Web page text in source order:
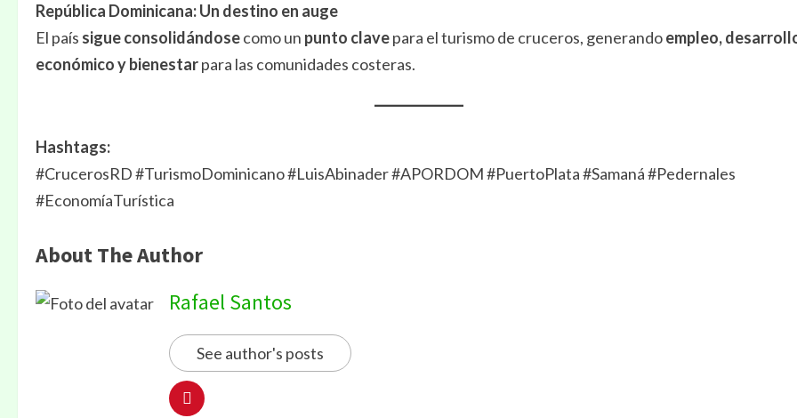
República Dominicana: Un destino en auge
El país sigue consolidándosecomo un punto clavepara el turismo de cruceros, generandoempleo,
económico y bienestarpara las comunidades costeras.
Hashtags:
#CrucerosRD #TurismoDominicano #LuisAbinader #APORDOM #PuertoPlata #Samaná #Pedernales
#EconomíaTurística
About The Author
Rafael Santos
See author's posts